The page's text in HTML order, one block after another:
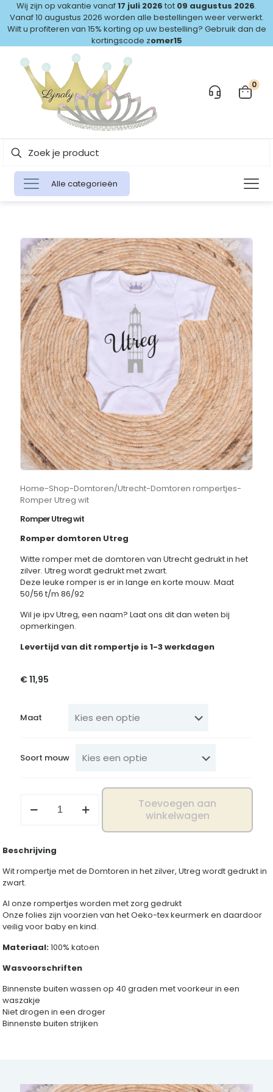
Wij zijn op vakantie vanaf17 juli 2026 tot 09 augustus 2026.
Vanaf 10 augustus 2026 worden alle bestellingen weer verwerkt.
Wilt u profiteren van 15% korting op uw bestelling? Gebruik dan de
kortingscode zomer15
0
Alle categorieën
Home-Shop-Domtoren/Utrecht-Domtoren rompertjes-
Romper Utreg wit
Romper Utreg wit
Romper domtoren Utreg
Witte romper met de domtoren van Utrecht gedrukt in het
zilver. Utreg wordt gedrukt met zwart.
Deze leuke romper is er in lange en korte mouw. Maat
50/56 t/m 86/92
Wil je ipv Utreg, een naam? Laat ons dit dan weten bij
opmerkingen.
Levertijd van dit rompertje is 1-3 werkdagen
€11,95
Maat
Soort mouw
Utreg
Toevoegen aan
winkelwagen
Beschrijving
Wit rompertje met de Domtoren in het zilver, Utreg wordt gedrukt in
zwart.
Al onze rompertjes worden met zorg gedrukt
Onze folies zijn voorzien van het Oeko-tex keurmerk en daardoor
veilig voor baby en kind.
Materiaal:100% katoen
Wasvoorschriften
Binnenste buiten wassen op 40 graden met voorkeur in een
waszakje
Niet drogen in een droger
Binnenste buiten strijken